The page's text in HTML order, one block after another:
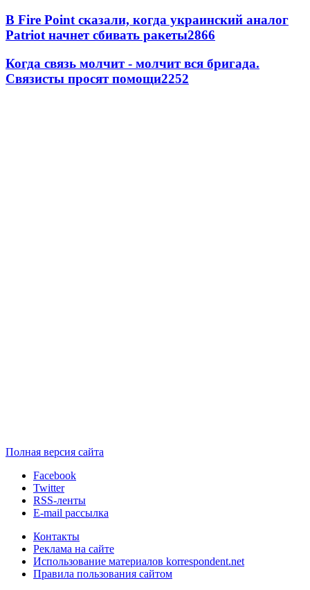
В Fire Point сказали, когда украинский аналог
Patriot начнет сбивать ракеты2866
Когда связь молчит - молчит вся бригада.
Связисты просят помощи2252
Полная версия сайта
Facebook
Twitter
RSS-ленты
E-mail рассылка
Контакты
Реклама на сайте
Использование материалов korrespondent.net
Правила пользования сайтом